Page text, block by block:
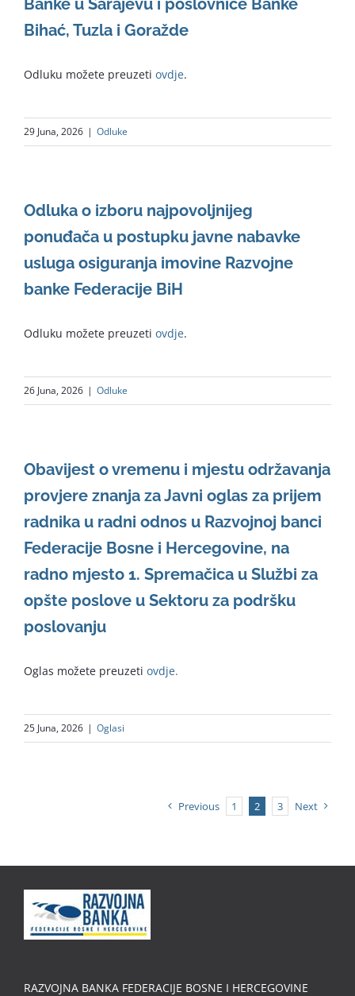
Banke u Sarajevu i poslovnice Banke
Bihać, Tuzla i Goražde
Odluku možete preuzeti ovdje.
29 Juna, 2026 | Odluke
Odluka o izboru najpovoljnijeg
ponuđača u postupku javne nabavke
usluga osiguranja imovine Razvojne
banke Federacije BiH
Odluku možete preuzeti ovdje.
26 Juna, 2026 | Odluke
Obavijest o vremenu i mjestu održavanja
provjere znanja za Javni oglas za prijem
radnika u radni odnos u Razvojnoj banci
Federacije Bosne i Hercegovine, na
radno mjesto 1. Spremačica u Službi za
opšte poslove u Sektoru za podršku
poslovanju
Oglas možete preuzeti ovdje.
25 Juna, 2026 | Oglasi
Previous 1 2 3 Next
RAZVOJNA BANKA FEDERACIJE BOSNE I HERCEGOVINE